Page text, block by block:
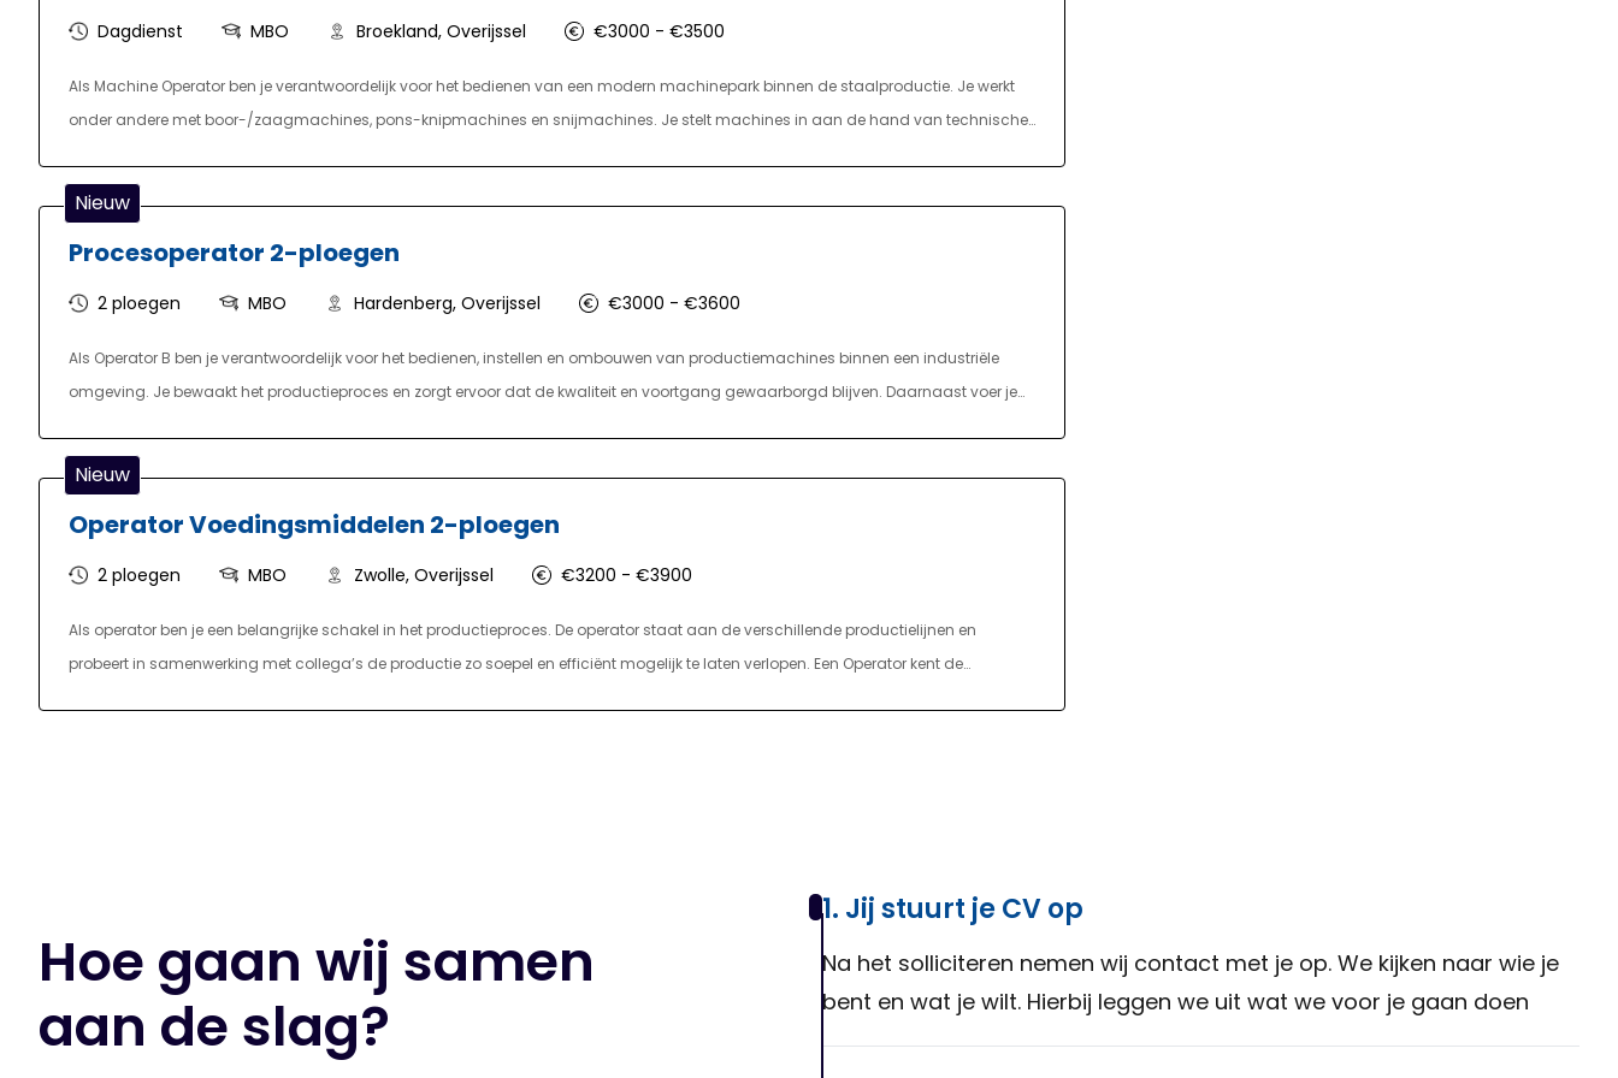
Dagdienst MBO Broekland, Overijssel €3000 - €3500
Als Machine Operator ben je verantwoordelijk voor het bedienen van een modern machinepark binnen de staalproductie. Je werkt
onder andere met boor-/zaagmachines, pons-knipmachines en snijmachines. Je stelt machines in aan de hand van technische
je het beladen en afladen van machines met de juiste hijs- en transportmiddelen. Kleine storingen los je zelfstandig op en je voert
licht onderhoud uit waar nodig. Dankzij een uitgebreide inwerkperiode groei je door tot een allround inzetbare operator.
Nieuw
Procesoperator 2-ploegen
2 ploegen MBO Hardenberg, Overijssel €3000 - €3600
Als Operator B ben je verantwoordelijk voor het bedienen, instellen en ombouwen van productiemachines binnen een industriële
omgeving. Je bewaakt het productieproces en zorgt ervoor dat de kwaliteit en voortgang gewaarborgd blijven. Daarnaast voer je
dienst om het proces zo efficiënt mogelijk te laten verlopen. Het signaleren van afwijkingen en het verbeteren van processen behoren
ook tot je taken. Je werkt in een 2-ploegendienst en draagt actief bij aan een veilige werkomgeving.
Nieuw
Operator Voedingsmiddelen 2-ploegen
2 ploegen MBO Zwolle, Overijssel €3200 - €3900
Als operator ben je een belangrijke schakel in het productieproces. De operator staat aan de verschillende productielijnen en
probeert in samenwerking met collega’s de productie zo soepel en efficiënt mogelijk te laten verlopen. Een Operator kent de
Hoe gaan wij samen
aan de slag?
1. Jij stuurt je CV op
Na het solliciteren nemen wij contact met je op. We kijken naar wie je
bent en wat je wilt. Hierbij leggen we uit wat we voor je gaan doen